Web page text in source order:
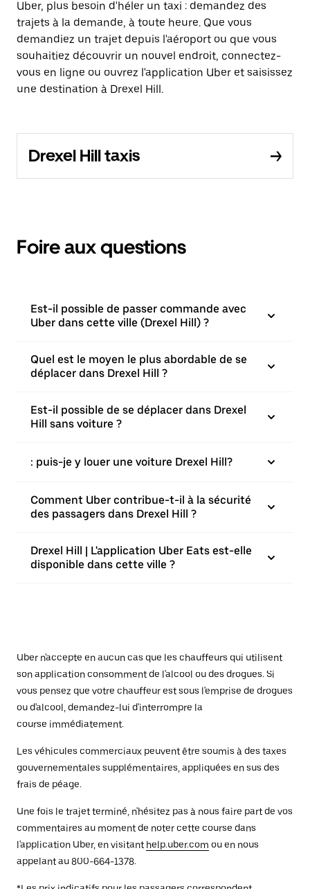
Uber, plus besoin d'héler un taxi : demandez des
trajets à la demande, à toute heure. Que vous
demandiez un trajet depuis l'aéroport ou que vous
souhaitiez découvrir un nouvel endroit, connectez-
vous en ligne ou ouvrez l'application Uber et saisissez
une destination à Drexel Hill.
Drexel Hill taxis
Foire aux questions
Est-il possible de passer commande avec
Uber dans cette ville (Drexel Hill) ?
Quel est le moyen le plus abordable de se
déplacer dans Drexel Hill ?
Est-il possible de se déplacer dans Drexel
Hill sans voiture ?
: puis-je y louer une voiture Drexel Hill?
Comment Uber contribue-t-il à la sécurité
des passagers dans Drexel Hill ?
Drexel Hill | L'application Uber Eats est-elle
disponible dans cette ville ?
Uber n'accepte en aucun cas que les chauffeurs qui utilisent
son application consomment de l'alcool ou des drogues. Si
vous pensez que votre chauffeur est sous l'emprise de drogues
ou d'alcool, demandez-lui d'interrompre la
course immédiatement.
Les véhicules commerciaux peuvent être soumis à des taxes
gouvernementales supplémentaires, appliquées en sus des
frais de péage.
Une fois le trajet terminé, n'hésitez pas à nous faire part de vos
commentaires au moment de noter cette course dans
l'application Uber, en visitant help.uber.com ou en nous
appelant au 800-664-1378.